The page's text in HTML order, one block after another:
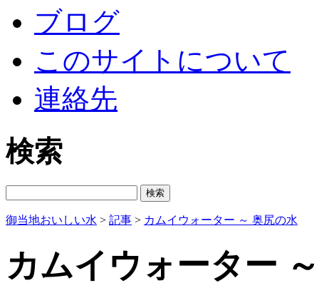
ブログ
このサイトについて
連絡先
検索
御当地おいしい水 > 記事 > カムイウォーター ～ 奥尻の水
カムイウォーター